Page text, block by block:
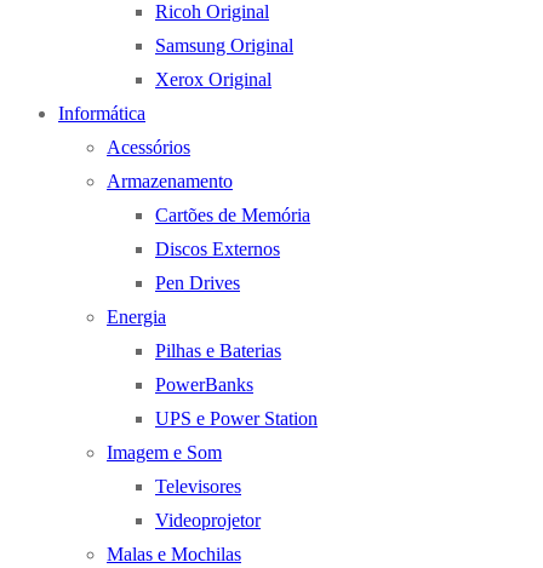
Ricoh Original
Samsung Original
Xerox Original
Informática
Acessórios
Armazenamento
Cartões de Memória
Discos Externos
Pen Drives
Energia
Pilhas e Baterias
PowerBanks
UPS e Power Station
Imagem e Som
Televisores
Videoprojetor
Malas e Mochilas